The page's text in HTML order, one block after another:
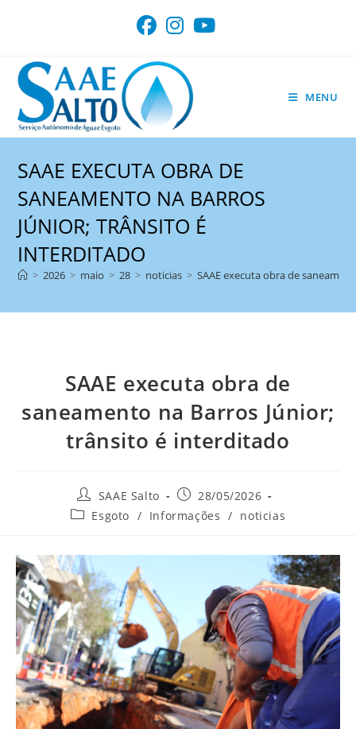
conteúdo
MENU
SAAE EXECUTA OBRA DE
SANEAMENTO NA BARROS
JÚNIOR; TRÂNSITO É
INTERDITADO
> 2026 > maio > 28 > noticias > SAAE executa obra de
SAAE executa obra de
saneamento na Barros Júnior;
trânsito é interditado
Autor
do
post:
SAAE Salto
Post
publicado:
28/05/2026
Categoria
Esgoto / Informações / noticias